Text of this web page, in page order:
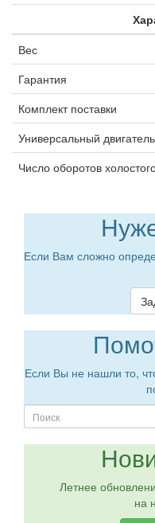
Вес
Гарантия
Комплект поставки
Универсальный двигатель
Число оборотов
Если Вам сложно
Если Вы не нашли то,
Летнее
на